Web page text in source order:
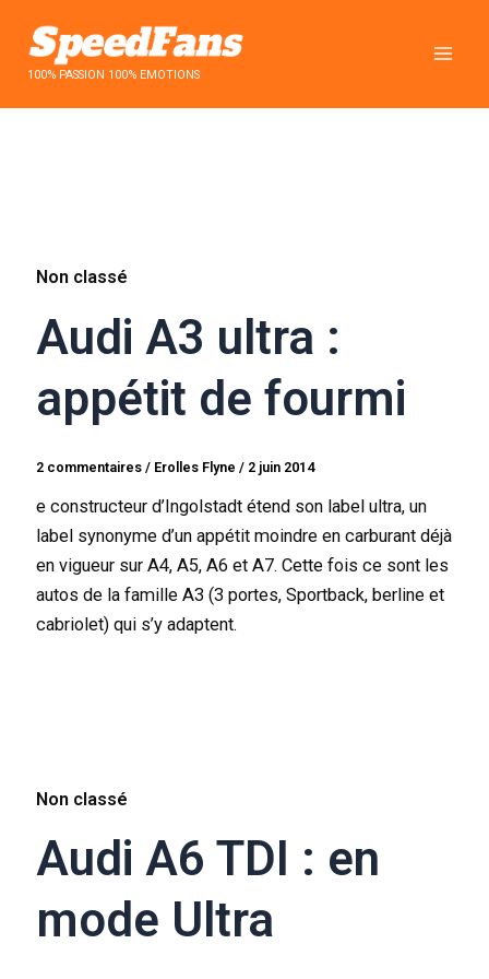
contenu100% PASSION 100% EMOTIONS
Non classé
Audi A3 ultra :
appétit de fourmi
2 commentaires / Erolles Flyne/ 2 juin 2014
e constructeur d’Ingolstadt étend son label ultra, un
label synonyme d’un appétit moindre en carburant déjà
en vigueur sur A4, A5, A6 et A7. Cette fois ce sont les
autos de la famille A3 (3 portes, Sportback, berline et
cabriolet) qui s’y adaptent.
Non classé
Audi A6 TDI : en
mode Ultra